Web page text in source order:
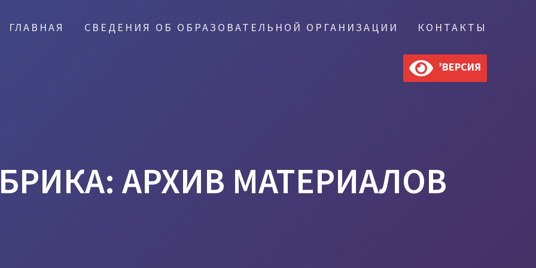
ГЛАВНАЯ СВЕДЕНИЯ ОБ ОБРАЗОВАТЕЛЬНОЙ ОРГАНИЗАЦИИ КОНТАКТЫ
’ВЕРСИЯ
АРХИВ МАТЕРИАЛОВ